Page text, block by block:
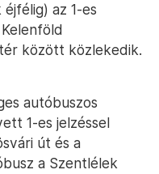
az 1-es
között közlekedik.
autóbuszos
1-es jelzéssel
út és a
a Szentlélek